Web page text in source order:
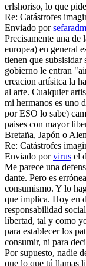
erlshoriso, lo que
Re: Catástrofes
Enviado por
Precisamente una de
europea) en general
tienen que subsisidar
gobierno le entran
creacion artísitca la
al arte. Cualquier
mi hermanos es uno
por ESO lo sabe)
paises con mayor
Bretaña, Japón o
Re: Catástrofes
Enviado porvirus el
Me parece una
dante. Pero es
consumismo. Y lo
que implica. Hoy en
responsabilidad
libertad, tal y como
para establecer los
consumir, ni para
Por supuesto, nadie
que lo que tú llamas